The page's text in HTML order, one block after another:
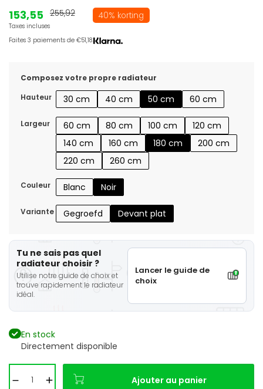
153,55
Taxes incluses
255,92 40% korting
Faites 3 paiements de €51,18.
Composez votre propre radiateur
Hauteur
30 cm 40 cm 50 cm 60 cm
Largeur 60 cm 80 cm 100 cm
120 cm
140 cm
160 cm 180 cm
200 cm
220 cm
260 cm
Couleur Blanc Noir
Variante Gegroefd Devant plat
Tu ne sais pas quel
radiateur choisir ?
Utilise notre guide de choix et
trouve rapidement le radiateur
idéal.
Lancer le guide de
choix
En stock
Directement disponible
Ajouter au panier